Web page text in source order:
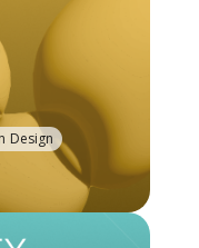
Design